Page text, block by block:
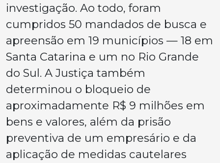
investigação. Ao todo, foram
cumpridos 50 mandados de busca e
apreensão em 19 municípios — 18 em
Santa Catarina e um no Rio Grande
do Sul. A Justiça também
determinou o bloqueio de
aproximadamente R$ 9 milhões em
bens e valores, além da prisão
preventiva de um empresário e da
aplicação de medidas cautelares